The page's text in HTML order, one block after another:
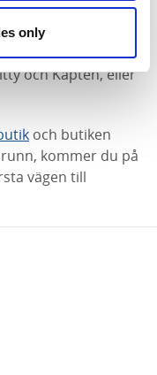
only
och lördagar
på kaffe i
de kan lyssna till
och Kapten, eller
och butiken
kommer du på
vägen till